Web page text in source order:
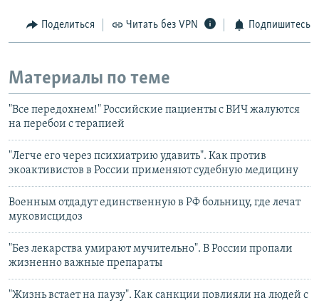
Поделиться Читать без VPN Подпишитесь
Материалы по теме
"Все передохнем!" Российские пациенты с ВИЧ жалуются
на перебои с терапией
"Легче его через психиатрию удавить". Как против
экоактивистов в России применяют судебную медицину
Военным отдадут единственную в РФ больницу, где лечат
муковисцидоз
"Без лекарства умирают мучительно". В России пропали
жизненно важные препараты
"Жизнь встает на паузу". Как санкции повлияли на людей с